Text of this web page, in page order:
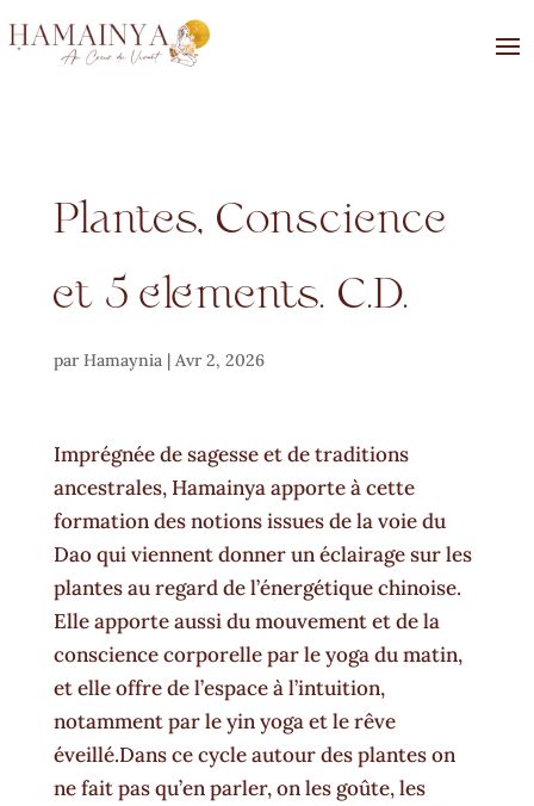
Plantes, Conscience
et 5 éléments. C.D.
par Hamaynia| Avr 2, 2026
Imprégnée de sagesse et de traditions
ancestrales, Hamainya apporte à cette
formation des notions issues de la voie du
Dao qui viennent donner un éclairage sur les
plantes au regard de l’énergétique chinoise.
Elle apporte aussi du mouvement et de la
conscience corporelle par le yoga du matin,
et elle offre de l’espace à l’intuition,
notamment par le yin yoga et le rêve
éveillé.Dans ce cycle autour des plantes on
ne fait pas qu’en parler, on les goûte, les